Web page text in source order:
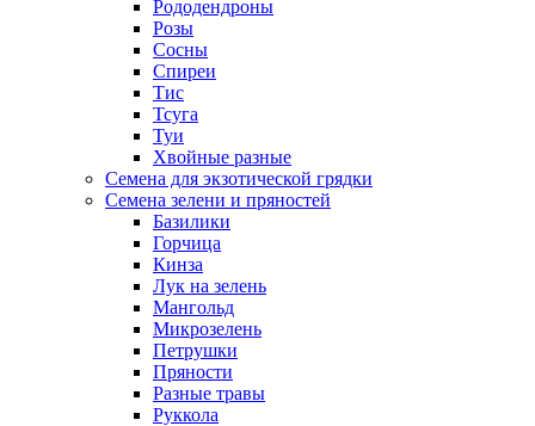
Рододендроны
Розы
Сосны
Спиреи
Тис
Тсуга
Туи
Хвойные разные
Семена для экзотической грядки
Семена зелени и пряностей
Базилики
Горчица
Кинза
Лук на зелень
Мангольд
Микрозелень
Петрушки
Пряности
Разные травы
Руккола